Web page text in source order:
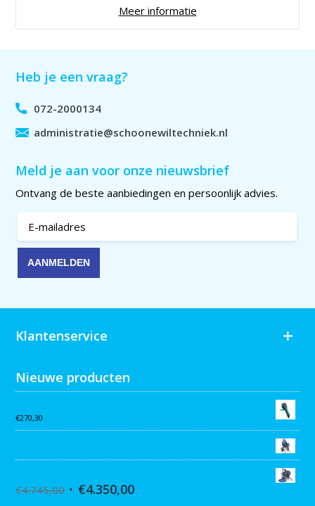
Meer informatie
Heb je een vraag?
072-2000134
administratie@schoonewiltechniek.nl
Meld je aan voor onze nieuwsbrief
Ontvang de beste aanbiedingen en persoonlijk advies.
Klantenservice
Nieuwe producten
€270,30
€4.745,00 €4.350,00